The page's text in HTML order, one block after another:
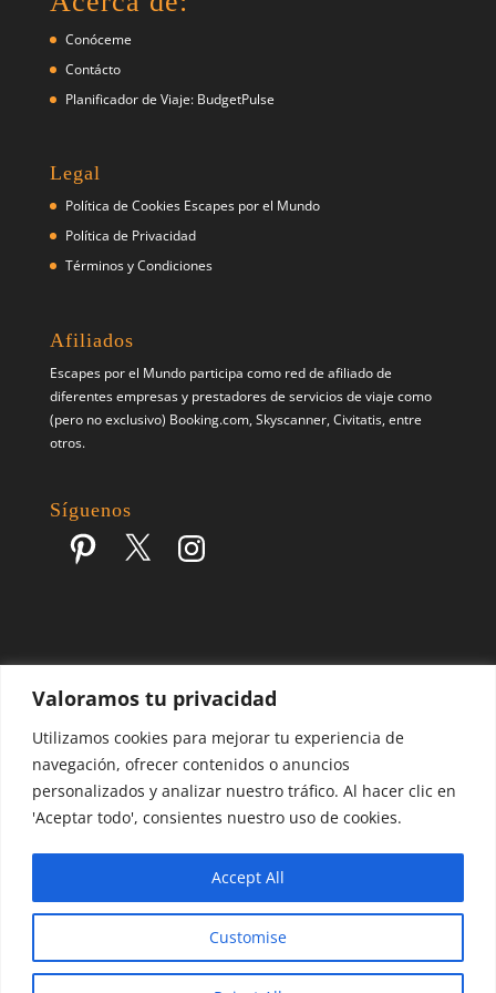
Valoramos tu privacidad
Utilizamos cookies para mejorar tu experiencia de
navegación, ofrecer contenidos o anuncios
personalizados y analizar nuestro tráfico. Al hacer clic en
'Aceptar todo', consientes nuestro uso de cookies.
Customise
Accept All
Conóceme
Contácto
Planificador de Viaje: BudgetPulse
Legal
Política de Cookies Escapes por el Mundo
Política de Privacidad
Términos y Condiciones
Afiliados
Escapes por el Mundo participa como red de afiliado de
diferentes empresas y prestadores de servicios de viaje como
(pero no exclusivo) Booking.com, Skyscanner, Civitatis, entre
otros.
Síguenos
Pinterest X Instagram
Escapes por el Mundo | Blog de Viajes | 2017 - 2026 ©